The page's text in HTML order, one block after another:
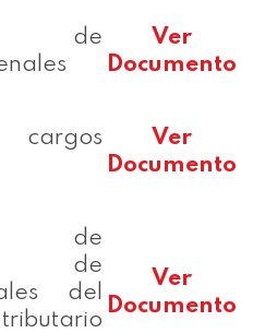
de
Ver
Documento
cargos
Ver
Documento
de
de
del
Ver
Documento